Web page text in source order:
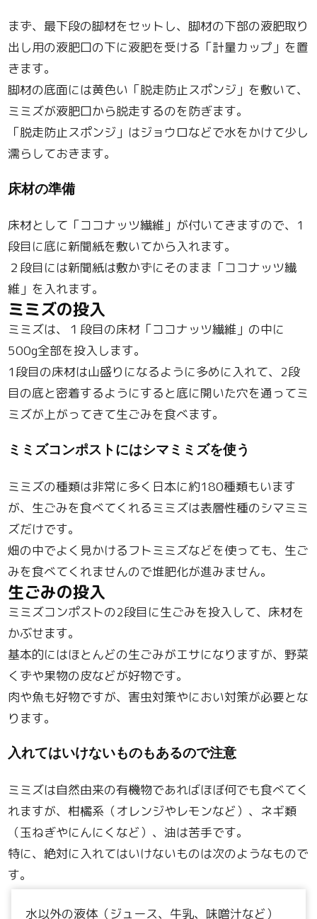
まず、最下段の脚材をセットし、脚材の下部の液肥取り
出し用の液肥口の下に液肥を受ける「計量カップ」を置
きます。
脚材の底面には黄色い「脱走防止スポンジ」を敷いて、
ミミズが液肥口から脱走するのを防ぎます。
「脱走防止スポンジ」はジョウロなどで水をかけて少し
濡らしておきます。
床材の準備
床材として「ココナッツ繊維」が付いてきますので、1
段目に底に新聞紙を敷いてから入れます。
２段目には新聞紙は敷かずにそのまま「ココナッツ繊
維」を入れます。
ミミズの投入
ミミズは、１段目の床材「ココナッツ繊維」の中に
500g全部を投入します。
1段目の床材は山盛りになるように多めに入れて、2段
目の底と密着するようにすると底に開いた穴を通ってミ
ミズが上がってきて生ごみを食べます。
ミミズコンポストにはシマミミズを使う
ミミズの種類は非常に多く日本に約180種類もいます
が、生ごみを食べてくれるミミズは表層性種のシマミミ
ズだけです。
畑の中でよく見かけるフトミミズなどを使っても、生ご
みを食べてくれませんので堆肥化が進みません。
生ごみの投入
ミミズコンポストの2段目に生ごみを投入して、床材を
かぶせます。
基本的にはほとんどの生ごみがエサになりますが、野菜
くずや果物の皮などが好物です。
肉や魚も好物ですが、害虫対策やにおい対策が必要とな
ります。
入れてはいけないものもあるので注意
ミミズは自然由来の有機物であればほぼ何でも食べてく
れますが、柑橘系（オレンジやレモンなど）、ネギ類
（玉ねぎやにんにくなど）、油は苦手です。
特に、絶対に入れてはいけないものは次のようなもので
す。
水以外の液体（ジュース、牛乳、味噌汁など）